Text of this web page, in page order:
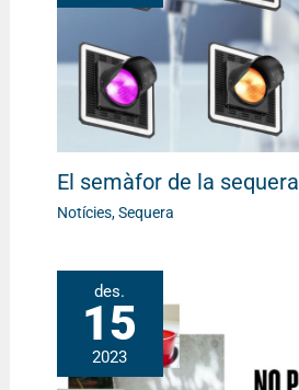
El semàfor de la sequera
Notícies,Sequera
des.
15
2023